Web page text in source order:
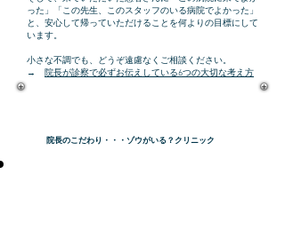
った」「この先生、このスタッフのいる病院でよかった」
と、安心して帰っていただけることを何よりの目標にして
います。
小さな不調でも、どうぞ遠慮なくご相談ください。
→ 院長が診察で必ずお伝えしている6つの大切な考え方
院長のこだわり・・・ゾウがいる？クリニック